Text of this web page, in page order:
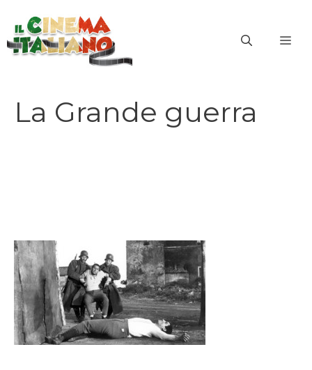
contenuto
La Grande guerra